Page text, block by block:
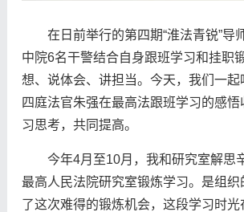
在日前举行的第四期“淮法青锐”导
中院6名干警结合自身跟班学习和挂职
想、说体会、讲担当。今天，我们一起
四庭法官朱强在最高法跟班学习的感
习思考，共同提高。
今年4月至10月，我和研究室解思
最高人民法院研究室锻炼学习。是组织
了这次难得的锻炼机会，这段学习时